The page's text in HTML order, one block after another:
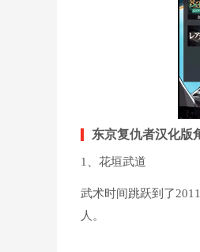
东京复仇者汉化版
1、花垣武道
武术时间跳跃到了
人。